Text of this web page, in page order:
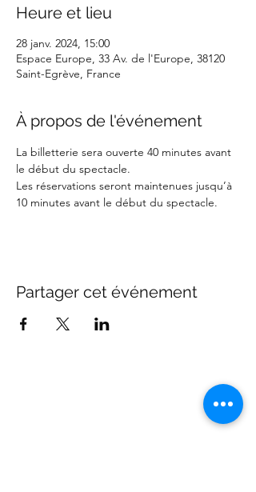
Heure et lieu
28 janv. 2024, 15:00
Espace Europe, 33 Av. de l'Europe, 38120
Saint-Egrève, France
À propos de l'événement
La billetterie sera ouverte 40 minutes avant
le début du spectacle.
Les réservations seront maintenues jusqu’à
10 minutes avant le début du spectacle.
Partager cet événement